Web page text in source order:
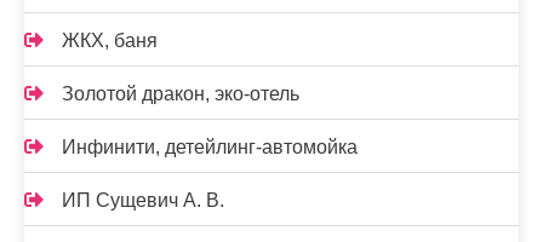
ЖКХ, баня
Золотой дракон, эко-отель
Инфинити, детейлинг-автомойка
ИП Сущевич А. В.